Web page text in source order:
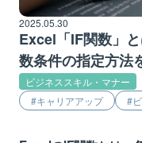
2025.05.30
Excel「IF関数」
数条件の指定方法
ビジネススキル・マナー
キャリアアップ